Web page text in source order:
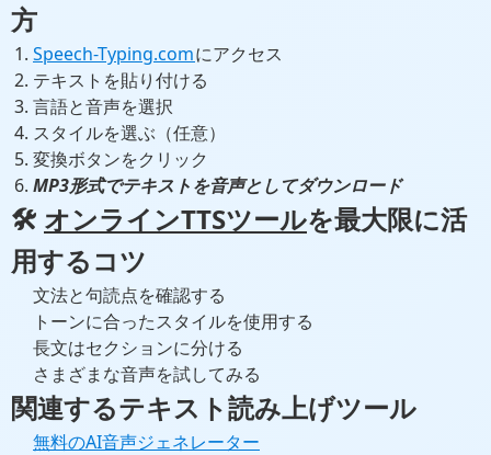
方
Speech-Typing.comにアクセス
テキストを貼り付ける
言語と音声を選択
スタイルを選ぶ（任意）
変換ボタンをクリック
MP3形式でテキストを音声としてダウンロード
🛠️ オンラインTTSツールを最大限に活
用するコツ
文法と句読点を確認する
トーンに合ったスタイルを使用する
長文はセクションに分ける
さまざまな音声を試してみる
関連するテキスト読み上げツール
無料のAI音声ジェネレーター